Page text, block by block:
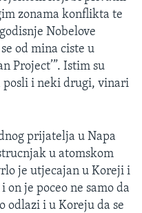
zonama konflikta te
Nobelove
od mina ciste u
Project’”. Istim su
posli i neki drugi, vinari
prijatelja u Napa
u atomskom
je utjecajan u Koreji i
je poceo ne samo da
odlazi i u Koreju da se